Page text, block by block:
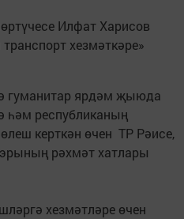
Илфат Харисов
хезмәткәре»
гуманитар ярдәм җыюда
һәм республиканың
керткән өчен ТР Рәисе,
рәхмәт хатлары
хезмәтләре өчен